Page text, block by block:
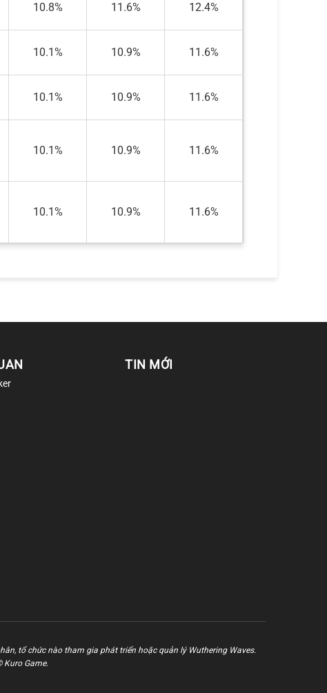
10.8% 11.6% 12.4%
10.1% 10.9% 11.6%
10.1% 10.9% 11.6%
10.1% 10.9% 11.6%
10.1% 10.9% 11.6%
TIN MỚI
tổ chức nào tham gia phát triển hoặc quản lý Wuthering Waves.
Kuro Game.